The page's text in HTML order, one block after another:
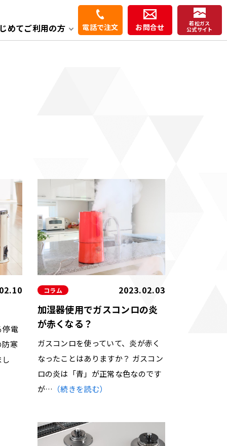
洗面化粧台
めてご利用の方 電話で注文 お問合せ
若松ガス
公式サイト
停電
寒
加湿器使用でガスコンロの炎
が赤くなる？
コラム 2023.02.03
ガスコンロを使っていて、炎が赤く
なったことはありますか？ ガスコン
ロの炎は「青」が正常な色なのです
が… （続きを読む）